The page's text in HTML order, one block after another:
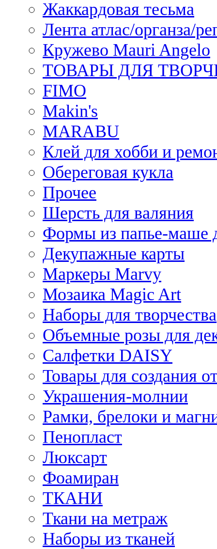
Жаккардовая тесьма
Лента атлас/органза/
Кружево Mauri Angelo
ТОВАРЫ ДЛЯ
FIMO
Makin's
MARABU
Клей для хобби и
Обереговая кукла
Прочее
Шерсть для валяния
Формы из папье-маше
Декупажные карты
Маркеры Marvy
Мозаика Magic Art
Наборы для творчества
Объемные розы для
Салфетки DAISY
Товары для создания
Украшения-молнии
Рамки, брелоки и
Пенопласт
Люксарт
Фоамиран
ТКАНИ
Ткани на метраж
Наборы из тканей